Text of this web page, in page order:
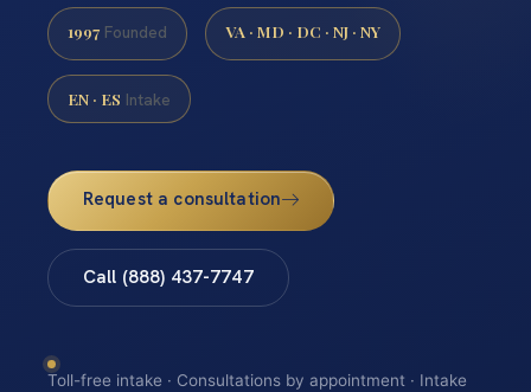
1997 Founded VA · MD · DC · NJ · NY
EN · ES Intake
Request a consultation
Call (888) 437-7747
Toll-free intake · Consultations by appointment · Intake